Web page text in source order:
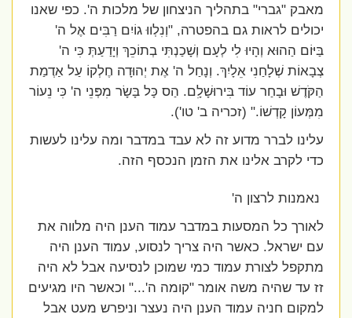
מאבק "גברי" בתהליך הניצחון של מלכות ה'. כפי שאנו
יכולים לראות גם בהפטרה, "וְנִלְווּ גוֹיִם רַבִּים אֶל ה'
בַּיּוֹם הַהוּא וְהָיוּ לִי לְעָם וְשָׁכַנְתִּי בְתוֹכֵךְ וְיָדַעַתְּ כִּי ה'
צְבָאוֹת שְׁלָחַנִי אֵלָיִךְ. וְנָחַל ה' אֶת יְהוּדָה חֶלְקוֹ עַל אַדְמַת
הַקֹּדֶשׁ וּבָחַר עוֹד בִּירוּשָׁלִָם. הַס כָּל בָּשָׂר מִפְּנֵי ה' כִּי נֵעוֹר
מִמְּעוֹן קָדְשׁוֹ." (זכריה ב' טו').
עלינו לברר מדוע זה לא עבד במדבר ומה עלינו לעשות
כדי לקרב אלינו את הזמן הנכסף הזה.
נאמנות לרצון ה'
לאורך כל המסעות במדבר עמוד הענן היה מלווה את
עם ישראל. כאשר היה צריך לנסוע, עמוד הענן היה
מתקפל לצורת עמוד כמי שמוכן לנסיעה אבל לא היה
זז עד שהיה משה אומר "קומה ה'..." וכאשר היו מגיעים
למקום חניה עמוד הענן היה נעצר וניפרש מעט אבל